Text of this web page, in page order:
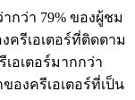
กว่า 79% ของผู้ชม
ครีเอเตอร์ที่ติดตาม
อเตอร์มากกว่า
องครีเอเตอร์ที่เป็น